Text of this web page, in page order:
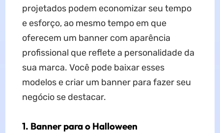
projetados podem economizar seu tempo
e esforço, ao mesmo tempo em que
oferecem um banner com aparência
profissional que reflete a personalidade da
sua marca. Você pode baixar esses
modelos e criar um banner para fazer seu
negócio se destacar.
1. Banner para o Halloween